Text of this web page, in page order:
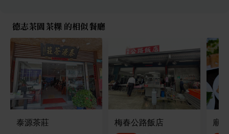
德志茶園茶粿 的相似餐廳
泰源茶莊 梅春公路飯店 廟